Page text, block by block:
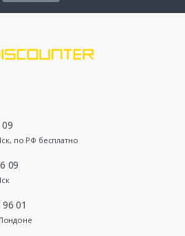
по РФ бесплатно
09
01